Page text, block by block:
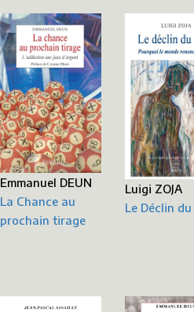
Emmanuel DEUN
La Chance au
prochain tirage
Luigi ZOJA
Le Déclin